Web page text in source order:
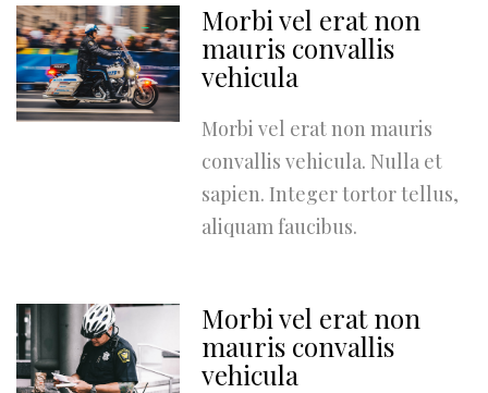
Morbi vel erat non
mauris convallis
vehicula
Morbi vel erat non mauris
convallis vehicula. Nulla et
sapien. Integer tortor tellus,
aliquam faucibus.
Morbi vel erat non
mauris convallis
vehicula